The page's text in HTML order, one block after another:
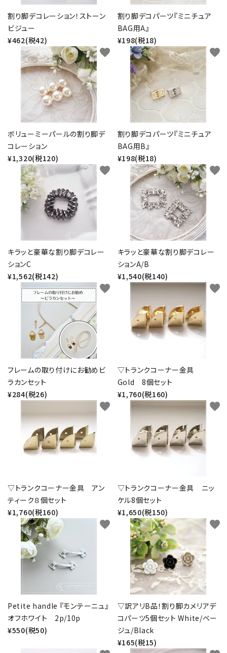
お問い合わせ
割り脚デコレーション！ストーン
ビジュー
¥462(税42)
割り脚デコパーツ『ミニチュア
BAG用A』
¥198(税18)
ボリューミーパールの割り脚デ
コレーション
¥1,320(税120)
favorite
割り脚デコパーツ『ミニチュア
BAG用B』
¥198(税18)
favorite
キラッと豪華な割り脚デコレー
ションC
¥1,562(税142)
favorite
キラッと豪華な割り脚デコレー
ションA/B
¥1,540(税140)
favorite
フレームの取り付けにお勧めビ
ラカンセット
¥284(税26)
favorite
▽トランクコーナー金具
Gold 8個セット
¥1,760(税160)
favorite
▽トランクコーナー金具 アン
ティーク８個セット
¥1,760(税160)
favorite
▽トランクコーナー金具 ニッ
ケル8個セット
¥1,650(税150)
favorite
Petite handle 『モンテーニュ』
オフホワイト 2p/10p
¥550(税50)
favorite
▽訳アリB品！割り脚カメリアデ
コパーツ5個セット White/ベー
ジュ/Black
¥165(税15)
favorite